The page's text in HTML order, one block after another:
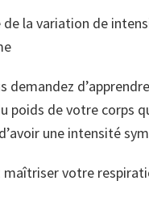
la variation de
demandez
poids de votre corps
une intensité
maîtriser votre